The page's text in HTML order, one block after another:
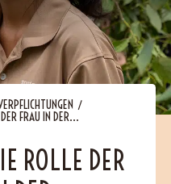
FRAU IN DER...
ROLLE DER
Sie Zugang zu unseren
Informationen über unsere
ist eine Abmeldung